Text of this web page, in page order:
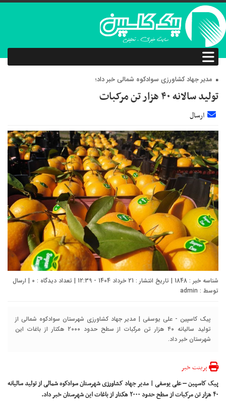
مدیر جهاد کشاورزی سوادکوه شمالی خبر داد؛
تولید سالانه ۴۰ هزار تن مرکبات
ارسال
شناسه خبر : 1848 | تاریخ انتشار : 21 خرداد 1404 - 12:39 | تعداد دیدگاه : 0 | ارسال
توسط : admin
پیک کاسپین - علی یوسفی | مدیر جهاد کشاورزی شهرستان سوادکوه شمالی از
تولید سالیانه ۴۰ هزار تن مرکبات از سطح حدود ۲۰۰۰ هکتار از باغات این
شهرستان خبر داد.
پرینت خبر
پیک کاسپین – علی یوسفی | مدیر جهاد کشاورزی شهرستان سوادکوه شمالی از تولید سالیانه
۴۰ هزار تن مرکبات از سطح حدود ۲۰۰۰ هکتار از باغات این شهرستان خبر داد.